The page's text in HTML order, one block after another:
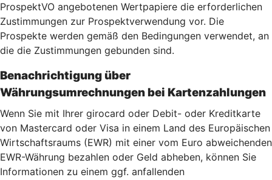
ProspektVO angebotenen Wertpapiere die erforderlichen
Zustimmungen zur Prospektverwendung vor. Die
Prospekte werden gemäß den Bedingungen verwendet, an
die die Zustimmungen gebunden sind.
Benachrichtigung über
Währungsumrechnungen bei Kartenzahlungen
Wenn Sie mit Ihrer girocard oder Debit- oder Kreditkarte
von Mastercard oder Visa in einem Land des Europäischen
Wirtschaftsraums (EWR) mit einer vom Euro abweichenden
EWR-Währung bezahlen oder Geld abheben, können Sie
Informationen zu einem ggf. anfallenden